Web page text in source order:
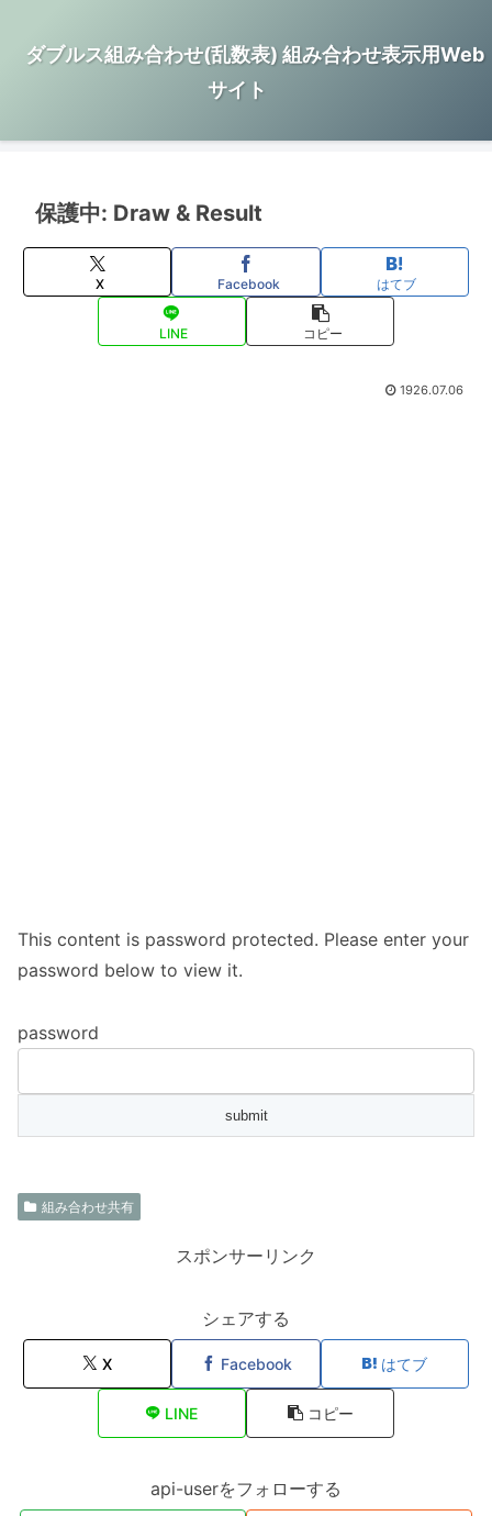
ダブルス組み合わせ(乱数表) 組み合わせ表示用Web
サイト
保護中: Draw & Result
X Facebook はてブ
LINE コピー
1926.07.06
This content is password protected. Please enter your
password below to view it.
password
組み合わせ共有
スポンサーリンク
シェアする
X Facebook はてブ
LINE コピー
api-userをフォローする